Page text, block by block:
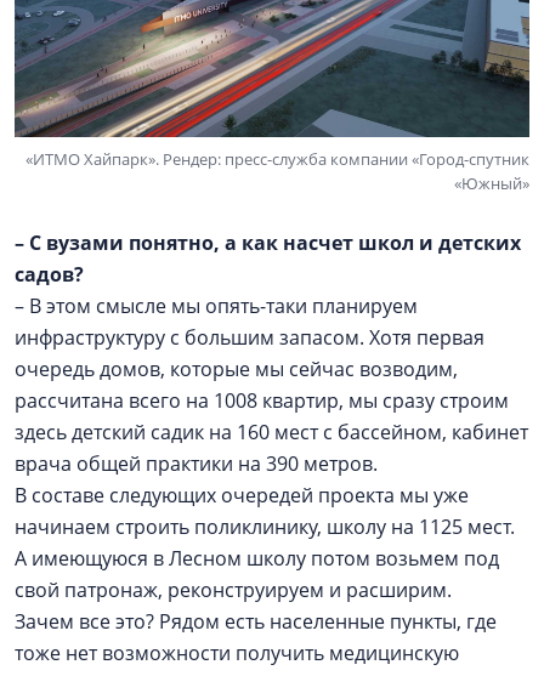
«ИТМО Хайпарк». Рендер: пресс-служба компании «Город-спутник
«Южный»
– С вузами понятно, а как насчет школ и детских
садов?
– В этом смысле мы опять-таки планируем
инфраструктуру с большим запасом. Хотя первая
очередь домов, которые мы сейчас возводим,
рассчитана всего на 1008 квартир, мы сразу строим
здесь детский садик на 160 мест с бассейном, кабинет
врача общей практики на 390 метров.
В составе следующих очередей проекта мы уже
начинаем строить поликлинику, школу на 1125 мест.
А имеющуюся в Лесном школу потом возьмем под
свой патронаж, реконструируем и расширим.
Зачем все это? Рядом есть населенные пункты, где
тоже нет возможности получить медицинскую